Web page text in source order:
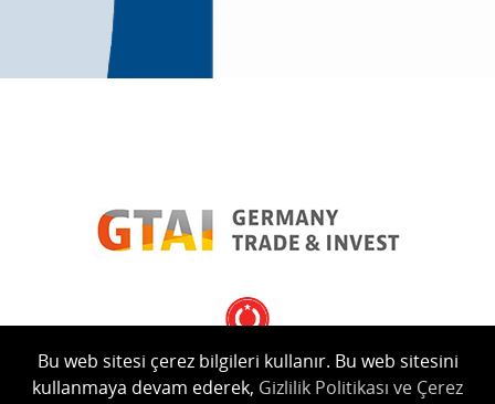
Bu web sitesi çerez bilgileri kullanır. Bu web sitesini
kullanmaya devam ederek, Gizlilik Politikası ve Çerez